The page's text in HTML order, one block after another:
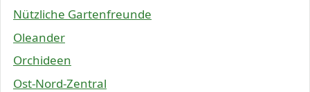
Nützliche Gartenfreunde
Oleander
Orchideen
Ost-Nord-Zentral